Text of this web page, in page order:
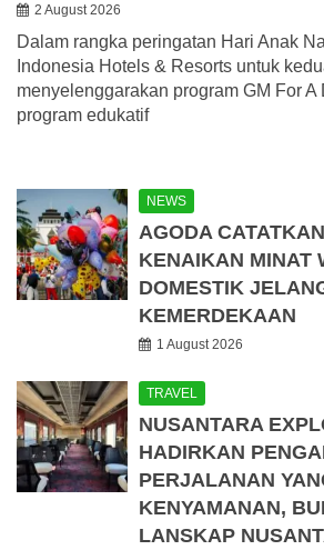
2 August 2026
Dalam rangka peringatan Hari Anak
Indonesia Hotels & Resorts untuk
menyelenggarakan program GM For A
program edukatif
NEWS
AGODA
KENAIKAN MINAT
DOMESTIK
KEMERDEKAAN
1 August 2026
TRAVEL
NUSANTARA
HADIRKAN
PERJALANAN
KENYAMANAN,
LANSKAP